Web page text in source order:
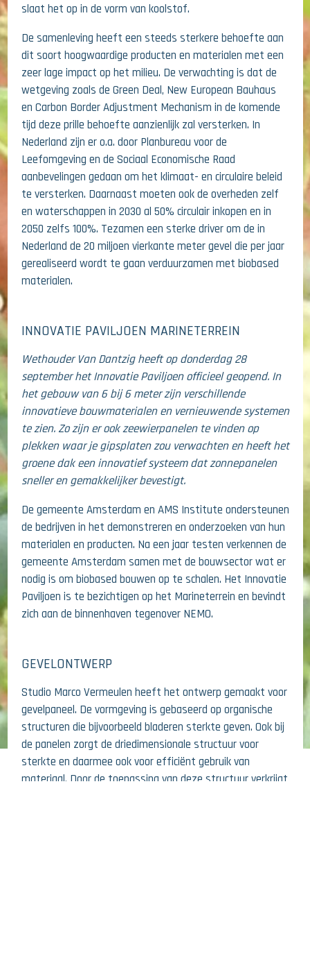
26 JUNE 2026
slaat het op in de vorm van koolstof.
De samenleving heeft een steeds sterkere behoefte aan
dit soort hoogwaardige producten en materialen met een
zeer lage impact op het milieu. De verwachting is dat de
wetgeving zoals de Green Deal, New European Bauhaus
en Carbon Border Adjustment Mechanism in de komende
tijd deze prille behoefte aanzienlijk zal versterken. In
Nederland zijn er o.a. door Planbureau voor de
Leefomgeving en de Sociaal Economische Raad
aanbevelingen gedaan om het klimaat- en circulaire beleid
te versterken. Daarnaast moeten ook de overheden zelf
en waterschappen in 2030 al 50% circulair inkopen en in
2050 zelfs 100%. Tezamen een sterke driver om de in
Nederland de 20 miljoen vierkante meter gevel die per jaar
gerealiseerd wordt te gaan verduurzamen met biobased
materialen.
INNOVATIE PAVILJOEN MARINETERREIN
Wethouder Van Dantzig heeft op donderdag 28
september het Innovatie Paviljoen officieel geopend. In
het gebouw van 6 bij 6 meter zijn verschillende
innovatieve bouwmaterialen en vernieuwende systemen
te zien. Zo zijn er ook zeewierpanelen te vinden op
plekken waar je gipsplaten zou verwachten en heeft het
groene dak een innovatief systeem dat zonnepanelen
sneller en gemakkelijker bevestigt.
De gemeente Amsterdam en AMS Institute ondersteunen
de bedrijven in het demonstreren en onderzoeken van hun
materialen en producten. Na een jaar testen verkennen de
gemeente Amsterdam samen met de bouwsector wat er
nodig is om biobased bouwen op te schalen. Het Innovatie
Paviljoen is te bezichtigen op het Marineterrein en bevindt
zich aan de binnenhaven tegenover NEMO.
GEVELONTWERP
Studio Marco Vermeulen heeft het ontwerp gemaakt voor
gevelpaneel. De vormgeving is gebaseerd op organische
structuren die bijvoorbeeld bladeren sterkte geven. Ook bij
de panelen zorgt de driedimensionale structuur voor
sterkte en daarmee ook voor efficiënt gebruik van
materiaal. Door de toepassing van deze structuur verkrijgt